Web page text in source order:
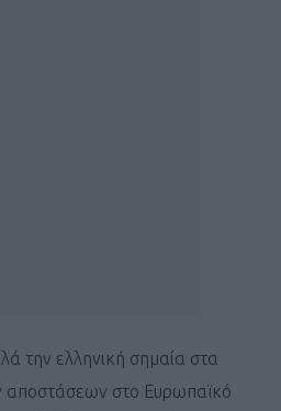
την ελληνική σημαία στα
αποστάσεων στο Ευρωπαϊκό